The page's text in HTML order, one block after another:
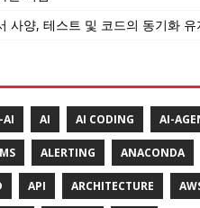
사양, 테스트 및 코드의 동기화 유
AI AI AI CODING AI-
ALERTING ANACONDA
API ARCHITECTURE